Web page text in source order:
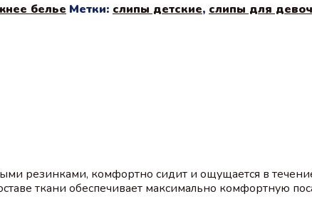
белье Метки: слипы детские, слипы для
резинками, комфортно сидит и ощущается в
ткани обеспечивает максимально комфортную